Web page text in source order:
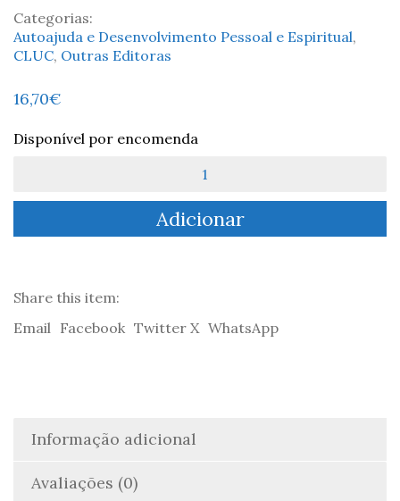
Categorias:
Autoajuda e Desenvolvimento Pessoal e Espiritual,
CLUC, Outras Editoras
16,70€
Disponível por encomenda
Yoga-
Aforismos
-
Adicionar
Share this item:
Email Facebook Twitter X WhatsApp
Informação adicional
Avaliações (0)